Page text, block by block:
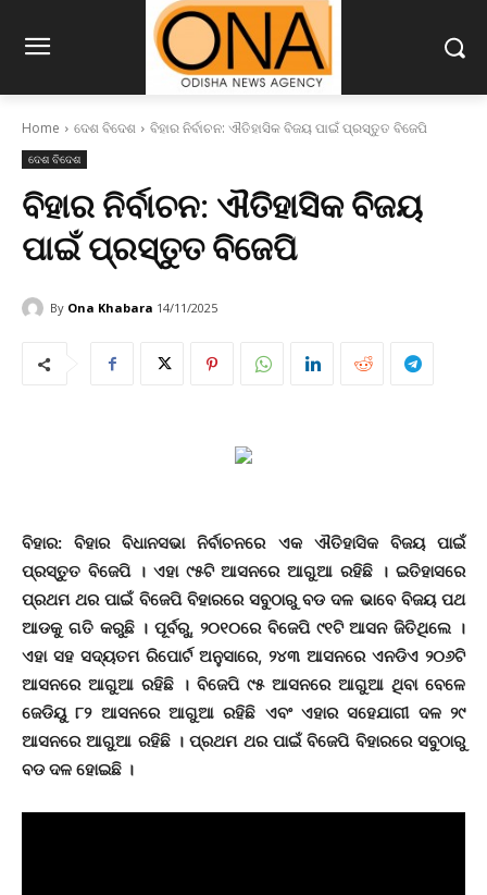
Home ଦେଶ ବିଦେଶ ବିହାର ନିର୍ବାଚନ: ଐତିହାସିକ ବିଜୟ ପାଇଁ ପ୍ରସ୍ତୁତ ବିଜେପି
ଦେଶ ବିଦେଶ
ବିହାର ନିର୍ବାଚନ: ଐତିହାସିକ ବିଜୟ
ପାଇଁ ପ୍ରସ୍ତୁତ ବିଜେପି
By Ona Khabara 14/11/2025
ବିହାର: ବିହାର ବିଧାନସଭା ନିର୍ବାଚନରେ ଏକ ଐତିହାସିକ ବିଜୟ ପାଇଁ
ପ୍ରସ୍ତୁତ ବିଜେପି । ଏହା ୯୫ଟି ଆସନରେ ଆଗୁଆ ରହିଛି । ଇତିହାସରେ
ପ୍ରଥମ ଥର ପାଇଁ ବିଜେପି ବିହାରରେ ସବୁଠାରୁ ବଡ ଦଳ ଭାବେ ବିଜୟ ପଥ
ଆଡକୁ ଗତି କରୁଛି । ପୂର୍ବରୁ, ୨୦୧୦ରେ ବିଜେପି ୯୧ଟି ଆସନ ଜିତିଥିଲେ ।
ଏହା ସହ ସଦ୍ୟତମ ରିପୋର୍ଟ ଅନୁସାରେ, ୨୪୩ ଆସନରେ ଏନଡିଏ ୨୦୬ଟି
ଆସନରେ ଆଗୁଆ ରହିଛି । ବିଜେପି ୯୫ ଆସନରେ ଆଗୁଆ ଥିବା ବେଳେ
ଜେଡିୟୁ ୮୨ ଆସନରେ ଆଗୁଆ ରହିଛି ଏବଂ ଏହାର ସହେଯାଗୀ ଦଳ ୨୯
ଆସନରେ ଆଗୁଆ ରହିଛି । ପ୍ରଥମ ଥର ପାଇଁ ବିଜେପି ବିହାରରେ ସବୁଠାରୁ
ବଡ ଦଳ ହୋଇଛି ।